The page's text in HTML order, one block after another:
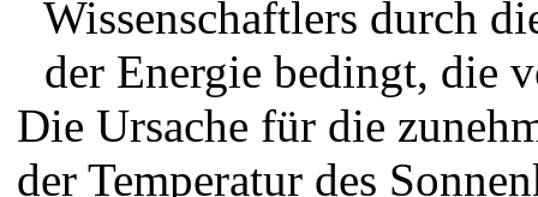
Wissenschaftlers durch
der Energie bedingt, die
Die Ursache für die
der Temperatur des